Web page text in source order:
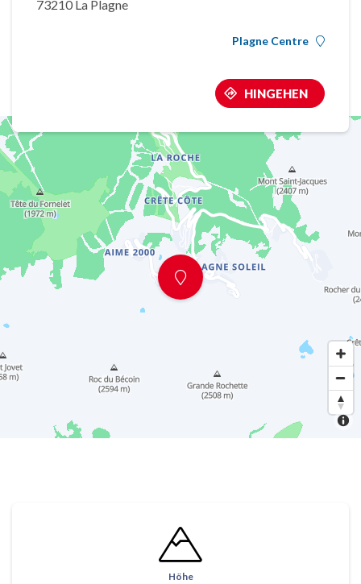
73210 La Plagne
Plagne Centre
HINGEHEN
Höhe